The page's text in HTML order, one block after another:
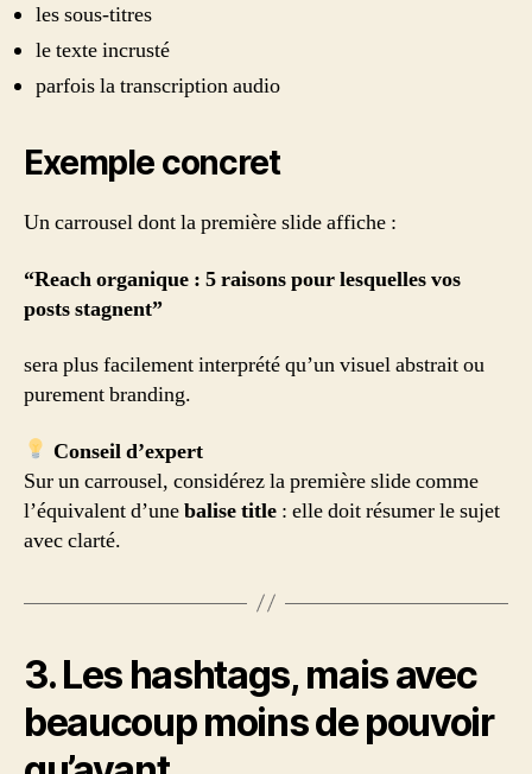
les sous-titres
le texte incrusté
parfois la transcription audio
Exemple concret
Un carrousel dont la première slide affiche :
“Reach organique : 5 raisons pour lesquelles vos
posts stagnent”
sera plus facilement interprété qu’un visuel abstrait ou
purement branding.
Conseil d’expert
Sur un carrousel, considérez la première slide comme
l’équivalent d’unebalise title : elle doit résumer le sujet
avec clarté.
3. Les hashtags, mais avec
beaucoup moins de pouvoir